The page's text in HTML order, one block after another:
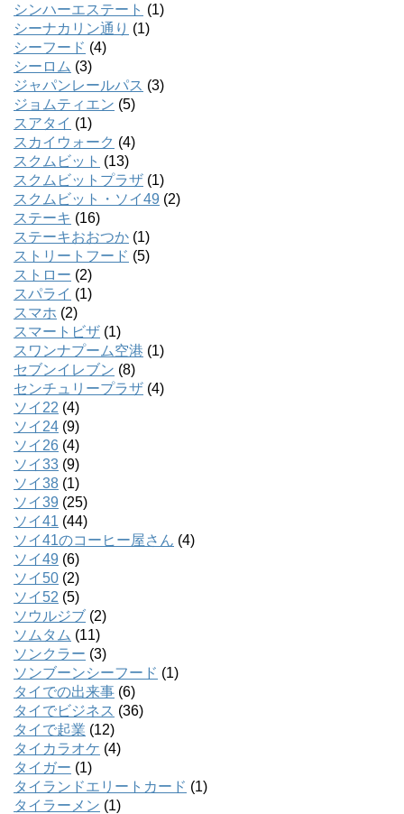
シンハーエステート (1)
シーナカリン通り (1)
シーフード (4)
シーロム (3)
ジャパンレールパス (3)
ジョムティエン (5)
スアタイ (1)
スカイウォーク (4)
スクムビット (13)
スクムビットプラザ (1)
スクムビット・ソイ49 (2)
ステーキ (16)
ステーキおおつか (1)
ストリートフード (5)
ストロー (2)
スパライ (1)
スマホ (2)
スマートビザ (1)
スワンナプーム空港 (1)
セブンイレブン (8)
センチュリープラザ (4)
ソイ22 (4)
ソイ24 (9)
ソイ26 (4)
ソイ33 (9)
ソイ38 (1)
ソイ39 (25)
ソイ41 (44)
ソイ41のコーヒー屋さん (4)
ソイ49 (6)
ソイ50 (2)
ソイ52 (5)
ソウルジブ (2)
ソムタム (11)
ソンクラー (3)
ソンブーンシーフード (1)
タイでの出来事 (6)
タイでビジネス (36)
タイで起業 (12)
タイカラオケ (4)
タイガー (1)
タイランドエリートカード (1)
タイラーメン (1)